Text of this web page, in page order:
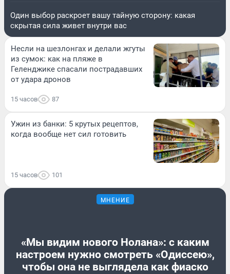
Один выбор раскроет вашу тайную сторону: какая
скрытая сила живет внутри вас
Несли на шезлонгах и делали жгуты
из сумок: как на пляже в
Геленджике спасали пострадавших
от удара дронов
15 часов 87
Ужин из банки: 5 крутых рецептов,
когда вообще нет сил готовить
15 часов 101
МНЕНИЕ
«Мы видим нового Нолана»: с каким
настроем нужно смотреть «Одиссею»,
чтобы она не выглядела как фиаско